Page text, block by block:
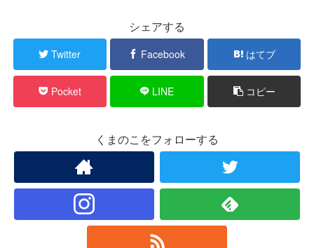
シェアする
Twitter Facebook はてブ
Pocket LINE コピー
くまのこをフォローする